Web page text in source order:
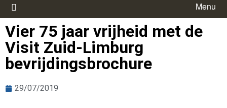
Menu
Vier 75 jaar vrijheid met de
Visit Zuid-Limburg
bevrijdingsbrochure
29/07/2019